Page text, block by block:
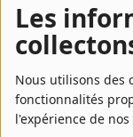
Les
Nous utilisons des
fonctionnalités
l'expérience de
SE